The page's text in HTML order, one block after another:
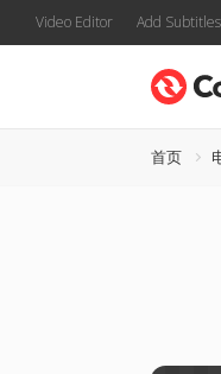
Video Editor Add
首页